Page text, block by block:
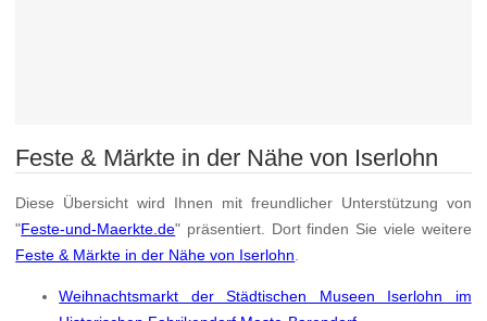
Feste & Märkte in der Nähe von Iserlohn
Diese Übersicht wird Ihnen mit freundlicher Unterstützung von
"Feste-und-Maerkte.de" präsentiert. Dort finden Sie viele weitere
Feste & Märkte in der Nähe von Iserlohn
Weihnachtsmarkt der Städtischen Museen Iserlohn im